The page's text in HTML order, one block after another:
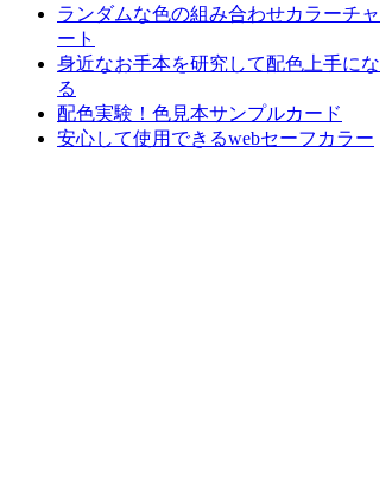
ランダムな色の組み合わせカラーチャ
ート
身近なお手本を研究して配色上手にな
る
配色実験！色見本サンプルカード
安心して使用できるwebセーフカラー